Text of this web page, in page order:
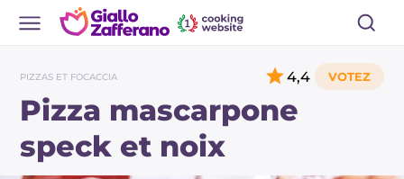
PIZZAS ET FOCACCIA
Pizza mascarpone
speck et noix
4,4